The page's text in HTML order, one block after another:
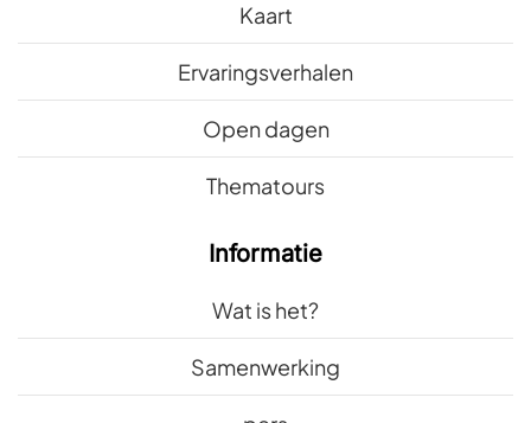
Kaart
Ervaringsverhalen
Open dagen
Thematours
Informatie
Wat is het?
Samenwerking